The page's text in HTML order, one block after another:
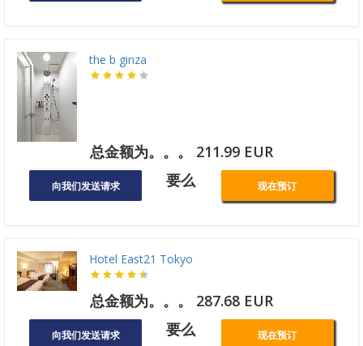
the b ginza
总金额为。。。 211.99 EUR
向我们发送请求 要么 现在预订
Hotel East21 Tokyo
总金额为。。。 287.68 EUR
向我们发送请求 要么 现在预订